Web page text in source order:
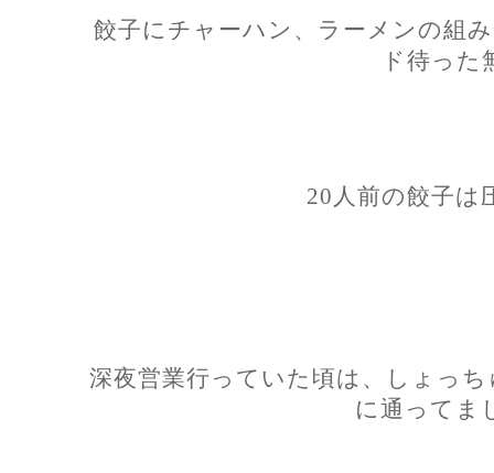
餃子にチャーハン、ラーメンの組
ド待った
20人前の餃子は
深夜営業行っていた頃は、しょっ
に通ってま